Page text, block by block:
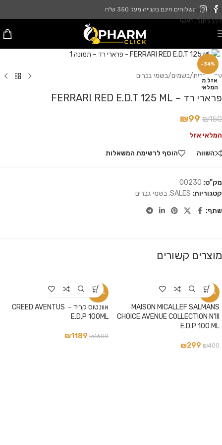
דלג לניווט
דלג לתוכן ראשי
משלוחים חינם בקנייה מעל 350 ש"ח
-34%
אזל מ
המלאי
עמוד הבית/בשמים/בשמי גברים
פרארי רד – FERRARI RED E.D.T 125 ML
₪150
₪99
המלאי אזל
השווה הוסף לרשימת המשאלות
מק"ט: 00230
קטגוריות: SALES
, בשמי גברים
שתף:
מוצרים קשורים
-25%
MAISON MICALLEF SALMANS
CHOICE AVENUE COLLECTION N'III
E.D.P 100 ML
₪400
₪299
-26%
אוונטוס קריד – CREED AVENTUS
E.D.P 100ML
₪1600
₪1189